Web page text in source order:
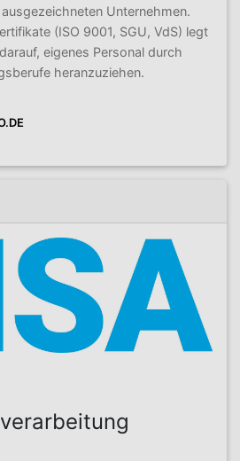
Unternehmen.
(ISO 9001, SGU, VdS) legt
eigenes Personal durch
heranzuziehen.